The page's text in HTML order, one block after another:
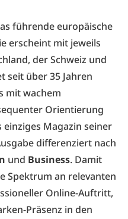
führende europäische
erscheint mit jeweils
der Schweiz und
seit über 35 Jahren
mit wachem
Orientierung
Magazin seiner
differenziert nach
und Business. Damit
Spektrum an relevanten
Online-Auftritt,
Präsenz in den